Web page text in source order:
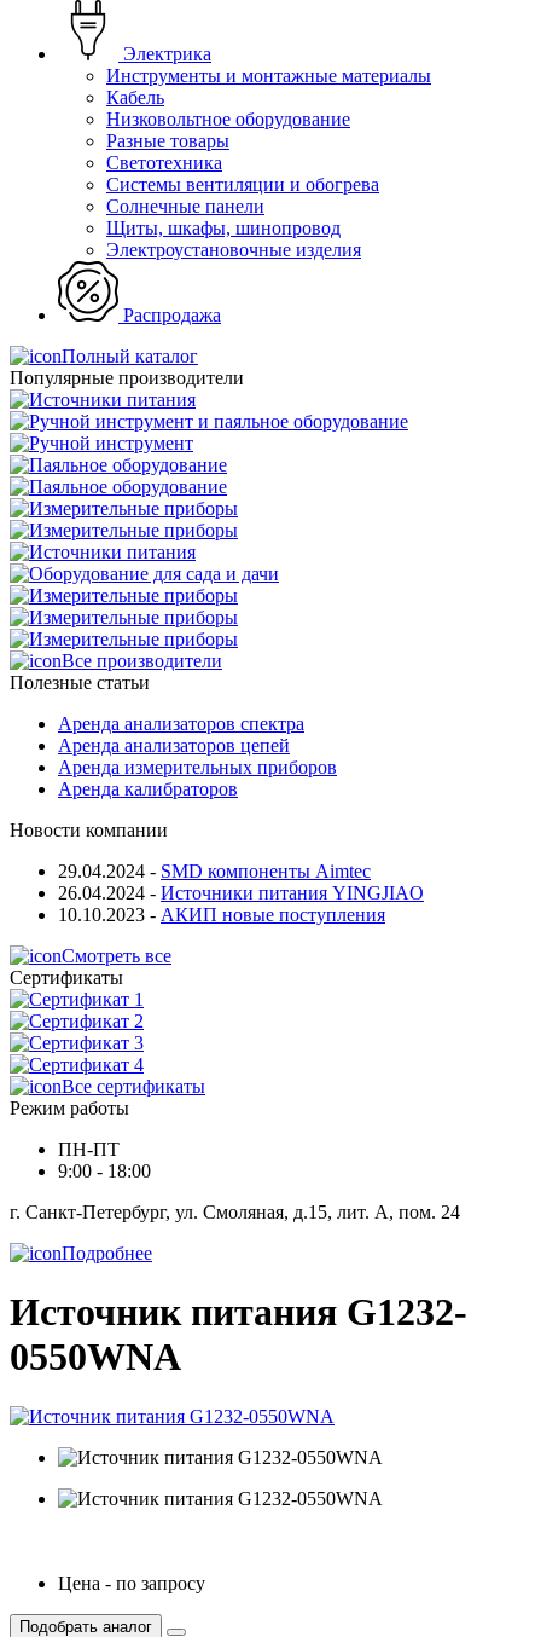
Электрика
Инструменты и монтажные материалы
Кабель
Низковольтное оборудование
Разные товары
Светотехника
Системы вентиляции и обогрева
Солнечные панели
Щиты, шкафы, шинопровод
Электроустановочные изделия
Распродажа
Полный каталог
Популярные производители
Все производители
Полезные статьи
Аренда анализаторов спектра
Аренда анализаторов цепей
Аренда измерительных приборов
Аренда калибраторов
Новости компании
29.04.2024 - SMD компоненты Aimtec
26.04.2024 - Источники питания YINGJIAO
10.10.2023 - АКИП новые поступления
Смотреть все
Сертификаты
Все сертификаты
Режим работы
ПН-ПТ
9:00 - 18:00
г. Санкт-Петербург, ул. Смоляная, д.15, лит. А, пом. 24
Подробнее
Источник питания G1232-
0550WNA
Цена - по запросу
Подобрать аналог